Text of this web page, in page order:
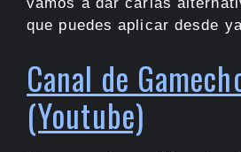
vamos a dar carias
que puedes aplicar desde
Canal de
(Youtube)